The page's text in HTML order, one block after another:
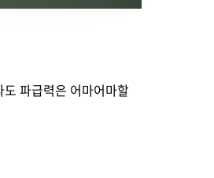
도 파급력은 어마어마할